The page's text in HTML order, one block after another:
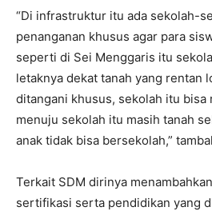
“Di infrastruktur itu ada sekolah-
penanganan khusus agar para
seperti di Sei Menggaris itu
letaknya dekat tanah yang rentan
ditangani khusus, sekolah itu bisa
menuju sekolah itu masih tanah
anak tidak bisa bersekolah,”
Terkait SDM dirinya
sertifikasi serta pendidikan yang